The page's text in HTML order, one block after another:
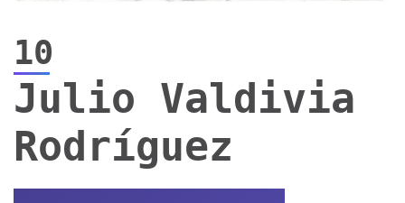
10
Julio Valdivia
Rodríguez